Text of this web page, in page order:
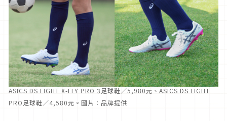
ASICS DS LIGHT X-FLY PRO 3足球鞋／5,980元、ASICS DS LIGHT
PRO足球鞋／4,580元。圖片：品牌提供